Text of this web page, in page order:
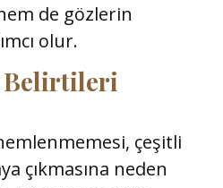
de gözlerin
olur.
Belirtileri
çeşitli
çıkmasına neden